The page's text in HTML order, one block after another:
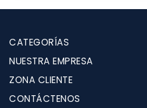
CATEGORÍAS
NUESTRA EMPRESA
ZONA CLIENTE
CONTÁCTENOS